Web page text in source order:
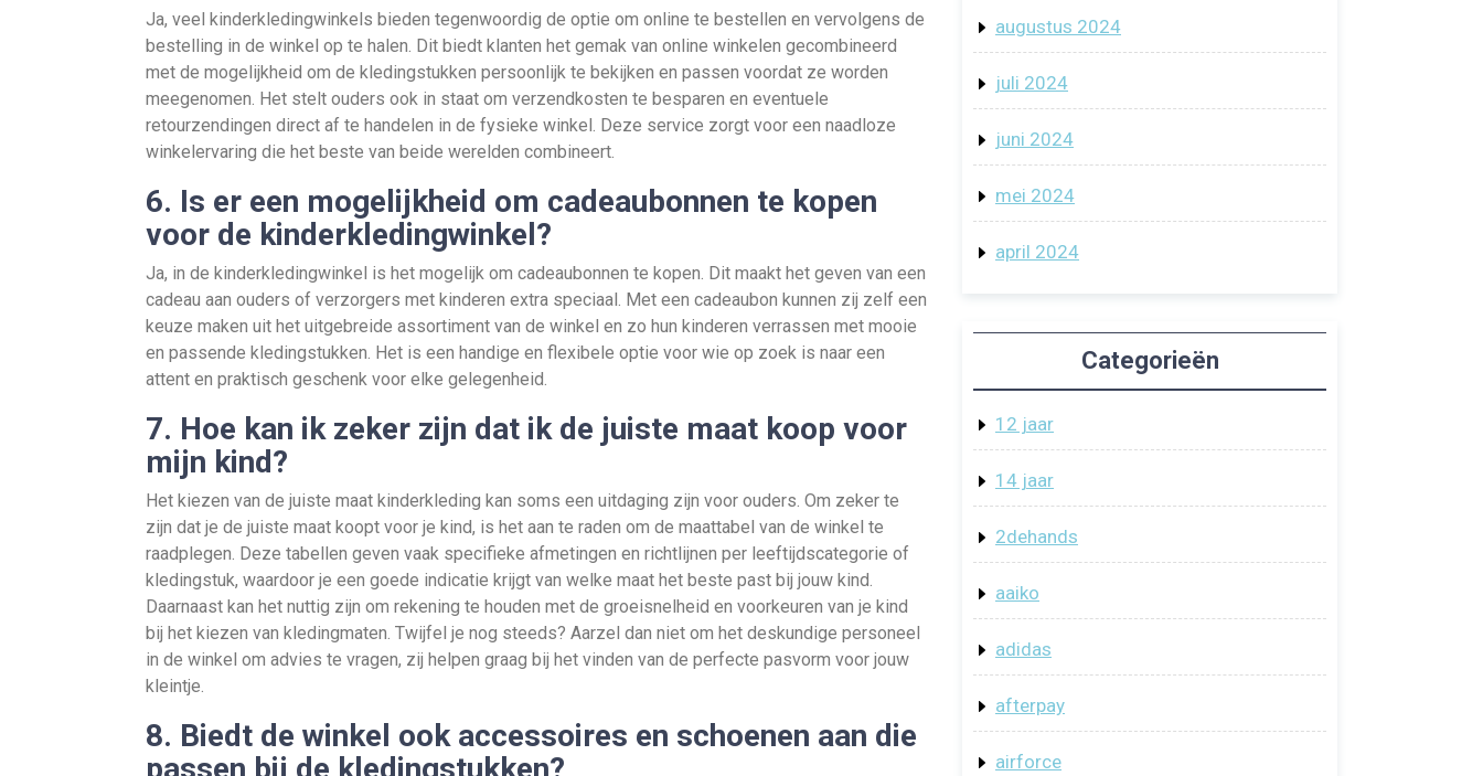
Ja, veel kinderkledingwinkels bieden tegenwoordig de optie om online te bestellen en vervolgens de
bestelling in de winkel op te halen. Dit biedt klanten het gemak van online winkelen gecombineerd
met de mogelijkheid om de kledingstukken persoonlijk te bekijken en passen voordat ze worden
meegenomen. Het stelt ouders ook in staat om verzendkosten te besparen en eventuele
retourzendingen direct af te handelen in de fysieke winkel. Deze service zorgt voor een naadloze
winkelervaring die het beste van beide werelden combineert.
6. Is er een mogelijkheid om cadeaubonnen te kopen
voor de kinderkledingwinkel?
Ja, in de kinderkledingwinkel is het mogelijk om cadeaubonnen te kopen. Dit maakt het geven van een
cadeau aan ouders of verzorgers met kinderen extra speciaal. Met een cadeaubon kunnen zij zelf een
keuze maken uit het uitgebreide assortiment van de winkel en zo hun kinderen verrassen met mooie
en passende kledingstukken. Het is een handige en flexibele optie voor wie op zoek is naar een
attent en praktisch geschenk voor elke gelegenheid.
7. Hoe kan ik zeker zijn dat ik de juiste maat koop voor
mijn kind?
Het kiezen van de juiste maat kinderkleding kan soms een uitdaging zijn voor ouders. Om zeker te
zijn dat je de juiste maat koopt voor je kind, is het aan te raden om de maattabel van de winkel te
raadplegen. Deze tabellen geven vaak specifieke afmetingen en richtlijnen per leeftijdscategorie of
kledingstuk, waardoor je een goede indicatie krijgt van welke maat het beste past bij jouw kind.
Daarnaast kan het nuttig zijn om rekening te houden met de groeisnelheid en voorkeuren van je kind
bij het kiezen van kledingmaten. Twijfel je nog steeds? Aarzel dan niet om het deskundige personeel
in de winkel om advies te vragen, zij helpen graag bij het vinden van de perfecte pasvorm voor jouw
kleintje.
8. Biedt de winkel ook accessoires en schoenen aan die
augustus 2024
juli 2024
juni 2024
mei 2024
april 2024
Categorieën
12 jaar
14 jaar
2dehands
aaiko
adidas
afterpay
airforce